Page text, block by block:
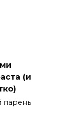
(и
парень